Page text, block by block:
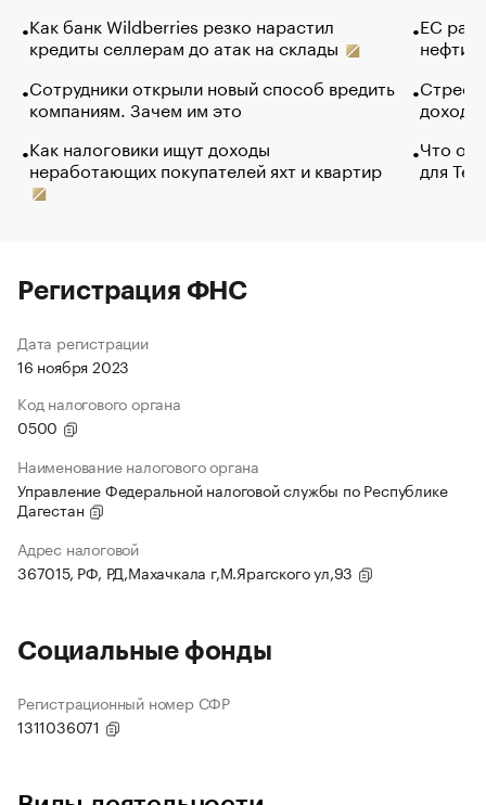
Как банк Wildberries резко нарастил
кредиты селлерам до атак на склады
Сотрудники открыли новый способ вредить
компаниям. Зачем им это
Как налоговики ищут доходы
неработающих покупателей яхт и квартир
ЕС
нефти
Что
для
Регистрация ФНС
Дата регистрации
16 ноября 2023
Код налогового органа
0500
Наименование налогового органа
Управление Федеральной налоговой службы по Республике
Дагестан
Адрес налоговой
367015, РФ, РД,Махачкала г,М.Ярагского ул,93
Социальные фонды
Регистрационный номер СФР
1311036071